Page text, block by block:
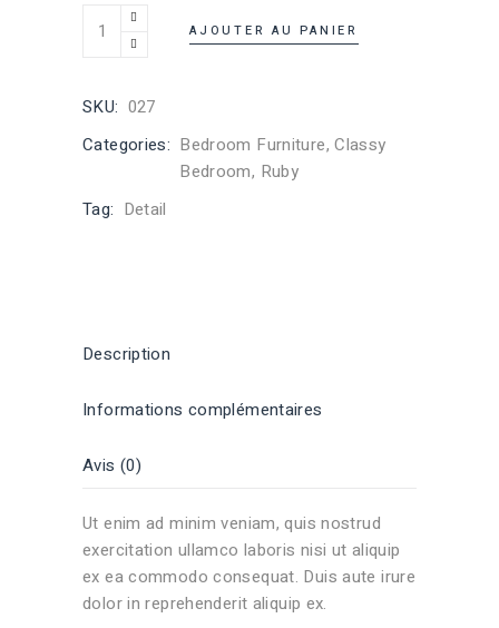
AJOUTER AU PANIER
SKU: 027
Categories: Bedroom Furniture,Classy
Bedroom, Ruby
Tag: Detail
Description
Informations complémentaires
Avis (0)
Ut enim ad minim veniam, quis nostrud
exercitation ullamco laboris nisi ut aliquip
ex ea commodo consequat. Duis aute irure
dolor in reprehenderit aliquip ex.